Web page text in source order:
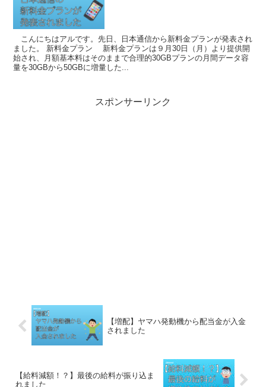
こんにちはアルです。先日、日本通信から新料金プランが発表され
ました。 新料金プラン 新料金プランは９月30日（月）より提供開
始され、月額基本料はそのままで合理的30GBプランの月間データ容
量を30GBから50GBに増量した...
スポンサーリンク
【増配】ヤマハ発動機から配当金が入金
されました
【給料減額！？】最後の給料が振り込ま
れました